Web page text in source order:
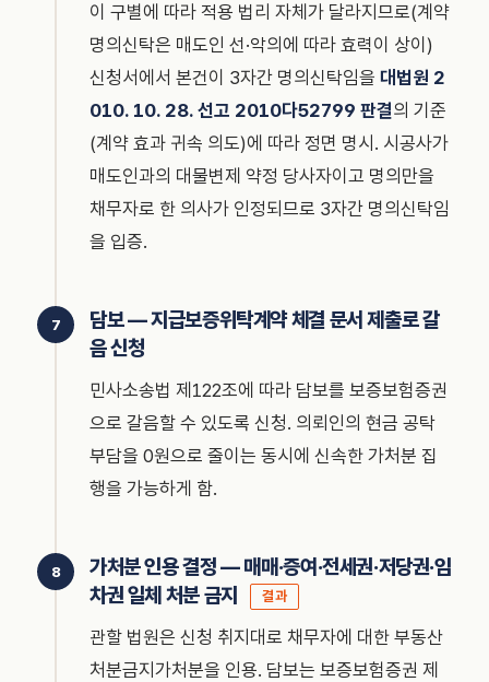
이 구별에 따라 적용 법리 자체가 달라지므로(계약
명의신탁은 매도인 선·악의에 따라 효력이 상이)
신청서에서 본건이 3자간 명의신탁임을 대법원 2
010. 10. 28. 선고 2010다52799 판결의 기준
(계약 효과 귀속 의도)에 따라 정면 명시. 시공사가
매도인과의 대물변제 약정 당사자이고 명의만을
채무자로 한 의사가 인정되므로 3자간 명의신탁임
을 입증.
담보 — 지급보증위탁계약 체결 문서 제출로 갈
음 신청
민사소송법 제122조에 따라 담보를 보증보험증권
으로 갈음할 수 있도록 신청. 의뢰인의 현금 공탁
부담을 0원으로 줄이는 동시에 신속한 가처분 집
행을 가능하게 함.
가처분 인용 결정 — 매매·증여·전세권·저당권·임
차권 일체 처분 금지
결과
관할 법원은 신청 취지대로 채무자에 대한 부동산
처분금지가처분을 인용. 담보는 보증보험증권 제